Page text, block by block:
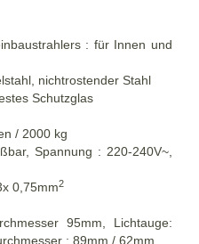
: für Innen und
nichtrostender Stahl
Schutzglas
/ 2000 kg
Spannung : 220-240V~,
0,75mm2
95mm, Lichtauge:
: 89mm / 62mm